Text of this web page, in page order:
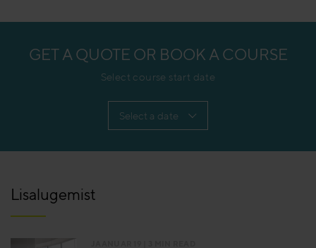
GET A QUOTE OR BOOK A COURSE
Select course start date
Lisalugemist